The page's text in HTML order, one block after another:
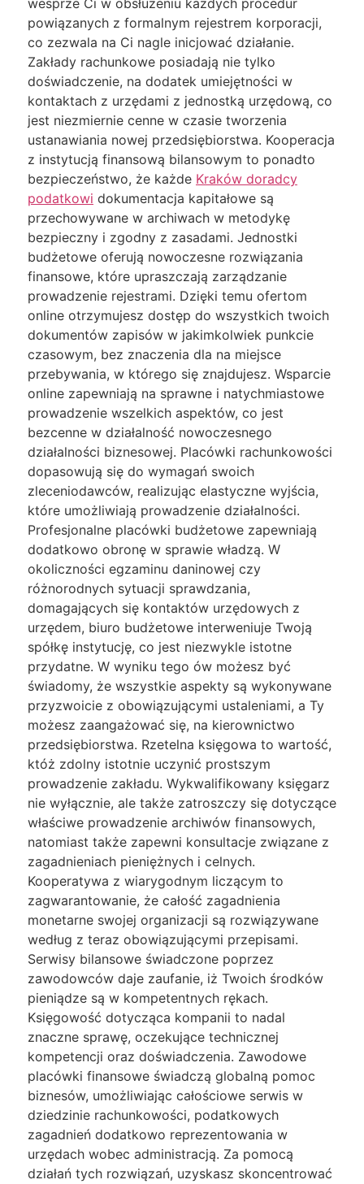
wesprze Ci w obsłużeniu każdych procedur
powiązanych z formalnym rejestrem korporacji,
co zezwala na Ci nagle inicjować działanie.
Zakłady rachunkowe posiadają nie tylko
doświadczenie, na dodatek umiejętności w
kontaktach z urzędami z jednostką urzędową, co
jest niezmiernie cenne w czasie tworzenia
ustanawiania nowej przedsiębiorstwa. Kooperacja
z instytucją finansową bilansowym to ponadto
bezpieczeństwo, że każde Kraków doradcy
podatkowi dokumentacja kapitałowe są
przechowywane w archiwach w metodykę
bezpieczny i zgodny z zasadami. Jednostki
budżetowe oferują nowoczesne rozwiązania
finansowe, które upraszczają zarządzanie
prowadzenie rejestrami. Dzięki temu ofertom
online otrzymujesz dostęp do wszystkich twoich
dokumentów zapisów w jakimkolwiek punkcie
czasowym, bez znaczenia dla na miejsce
przebywania, w którego się znajdujesz. Wsparcie
online zapewniają na sprawne i natychmiastowe
prowadzenie wszelkich aspektów, co jest
bezcenne w działalność nowoczesnego
działalności biznesowej. Placówki rachunkowości
dopasowują się do wymagań swoich
zleceniodawców, realizując elastyczne wyjścia,
które umożliwiają prowadzenie działalności.
Profesjonalne placówki budżetowe zapewniają
dodatkowo obronę w sprawie władzą. W
okoliczności egzaminu daninowej czy
różnorodnych sytuacji sprawdzania,
domagających się kontaktów urzędowych z
urzędem, biuro budżetowe interweniuje Twoją
spółkę instytucję, co jest niezwykle istotne
przydatne. W wyniku tego ów możesz być
świadomy, że wszystkie aspekty są wykonywane
przyzwoicie z obowiązującymi ustaleniami, a Ty
możesz zaangażować się, na kierownictwo
przedsiębiorstwa. Rzetelna księgowa to wartość,
któż zdolny istotnie uczynić prostszym
prowadzenie zakładu. Wykwalifikowany księgarz
nie wyłącznie, ale także zatroszczy się dotyczące
właściwe prowadzenie archiwów finansowych,
natomiast także zapewni konsultacje związane z
zagadnieniach pieniężnych i celnych.
Kooperatywa z wiarygodnym liczącym to
zagwarantowanie, że całość zagadnienia
monetarne swojej organizacji są rozwiązywane
według z teraz obowiązującymi przepisami.
Serwisy bilansowe świadczone poprzez
zawodowców daje zaufanie, iż Twoich środków
pieniądze są w kompetentnych rękach.
Księgowość dotycząca kompanii to nadal
znaczne sprawę, oczekujące technicznej
kompetencji oraz doświadczenia. Zawodowe
placówki finansowe świadczą globalną pomoc
biznesów, umożliwiając całościowe serwis w
dziedzinie rachunkowości, podatkowych
zagadnień dodatkowo reprezentowania w
urzędach wobec administracją. Za pomocą
działań tych rozwiązań, uzyskasz skoncentrować